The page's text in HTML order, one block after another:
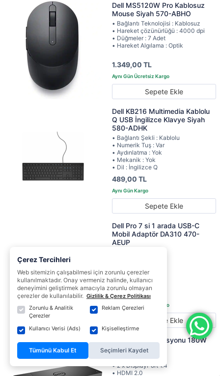
Dell MS5120W Pro Kablosuz
Mouse Siyah 570-ABHO
• Bağlantı Teknolojisi : Kablosuz
• Hareket çözünürlüğü : 4000 dpi
• Düğmeler : 7 Adet
• Hareket Algılama : Optik
1.349,00 TL
Sepete Ekle
Dell KB216 Multimedia Kablolu
Q USB İngilizce Klavye Siyah
580-ADHK
• Bağlantı Şekli : Kablolu
• Numerik Tuş : Var
• Aydınlatma : Yok
• Mekanik : Yok
• Dil : İngilizce Q
489,00 TL
Sepete Ekle
Dell Pro 7 si 1 arada USB-C
Mobil Adaptör DA310 470-
AEUP
• 1 x VGA
• 1 x DisplayPort
3.999,00 TL
Sepete Ekle
Dell Bağlantı İstasyonu 180W
WD19S
• USB-C 3.1 Gen 2
• 2 x DisplayPort 1.4
• HDMI 2.0
Çerez Tercihleri
Web sitemizin çalışabilmesi için zorunlu çerezler
kullanılmaktadır. Onay vermeniz halinde, kullanıcı
deneyimini geliştirmek amacıyla zorunlu olmayan
çerezler de kullanılabilir. Gizlilik & Çerez Politikası
Zorunlu & Analitik
Çerezler
Reklam Çerezleri
Kullanıcı Verisi (Ads) Kişiselleştirme
Tümünü Kabul Et Seçimleri Kaydet